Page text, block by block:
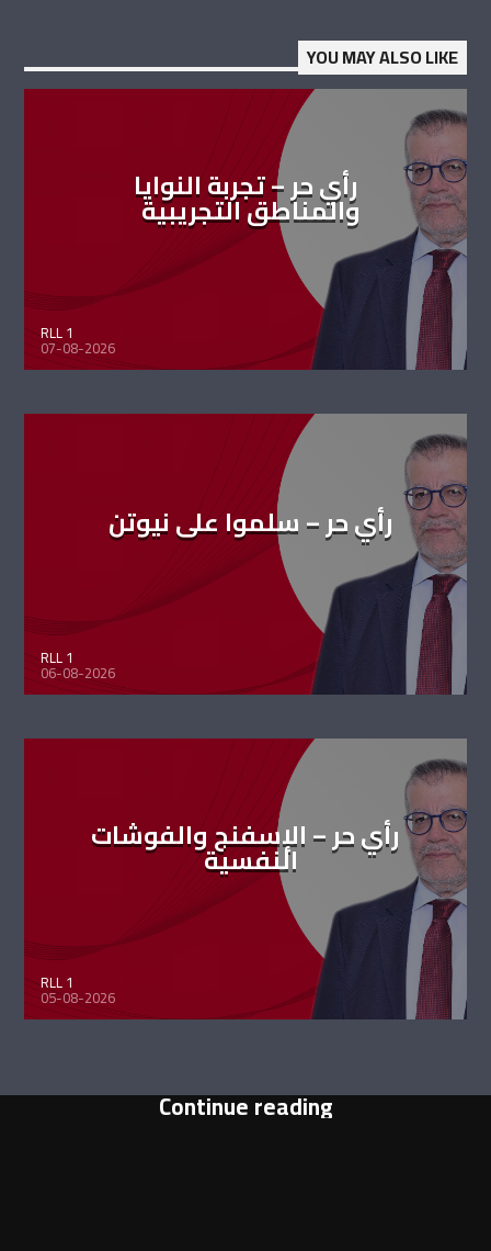
YOU MAY ALSO LIKE
رأي حر – تجربة النوايا
والمناطق التجريبية
RLL 1
07-08-2026
رأي حر – سلموا على نيوتن
RLL 1
06-08-2026
رأي حر – الإسفنج والفوشات
النفسية
RLL 1
05-08-2026
Continue reading